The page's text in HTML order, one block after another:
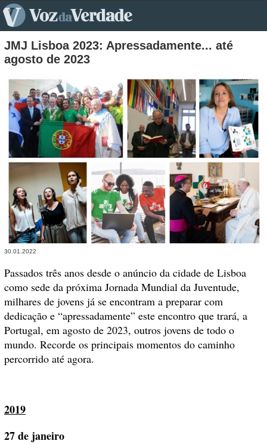
JMJ Lisboa 2023: Apressadamente... até
agosto de 2023
30.01.2022
Passados três anos desde o anúncio da cidade de Lisboa
como sede da próxima Jornada Mundial da Juventude,
milhares de jovens já se encontram a preparar com
dedicação e “apressadamente” este encontro que trará, a
Portugal, em agosto de 2023, outros jovens de todo o
mundo. Recorde os principais momentos do caminho
percorrido até agora.
2019
27 de janeiro